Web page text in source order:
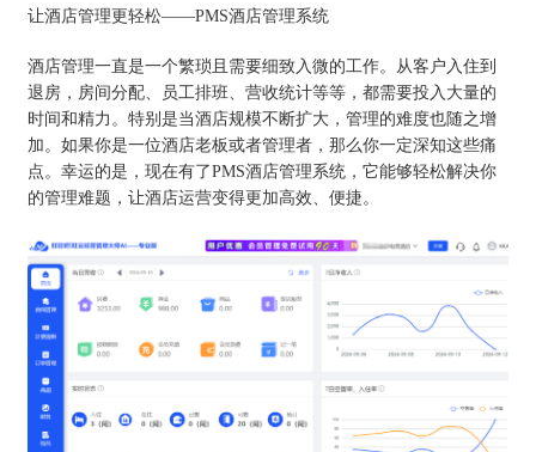
让酒店管理更轻松——PMS酒店管理系统
酒店管理一直是一个繁琐且需要细致入微的工作。从客户入住到
退房，房间分配、员工排班、营收统计等等，都需要投入大量的
时间和精力。特别是当酒店规模不断扩大，管理的难度也随之增
加。如果你是一位酒店老板或者管理者，那么你一定深知这些痛
点。幸运的是，现在有了PMS酒店管理系统，它能够轻松解决你
的管理难题，让酒店运营变得更加高效、便捷。